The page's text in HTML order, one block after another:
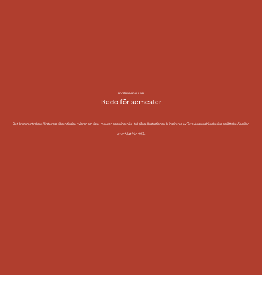
RIVIERAN KALLAR
Redo för semester
Det är mumintrollens första resa till den tjusiga rivieran och sista-minuten packningen är i full gång. Illustrationen är inspirerad av Tove Janssons händlserika berättelseFamiljen
lever högtfrån 1955.